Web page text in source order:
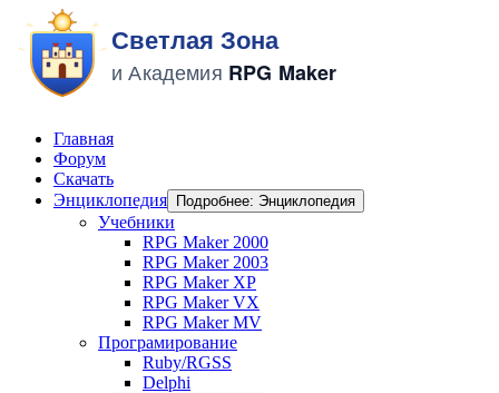
Главная
Форум
Скачать
Энциклопедия
Подробнее: Энциклопедия
Учебники
RPG Maker 2000
RPG Maker 2003
RPG Maker XP
RPG Maker VX
RPG Maker MV
Програмирование
Ruby/RGSS
Delphi